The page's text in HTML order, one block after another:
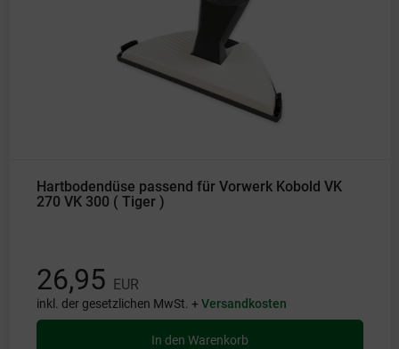
Hartbodendüse passend für Vorwerk Kobold VK
270 VK 300 ( Tiger )
26,95 EUR
inkl. der gesetzlichen MwSt. +Versandkosten
In den Warenkorb